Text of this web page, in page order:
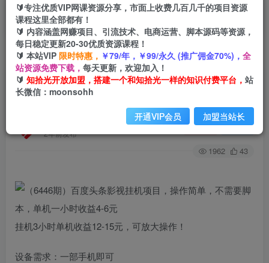
首页 创业课程 会员专属 正文
（6446期）百度头条影视挂机项目，操作简单，
不需要脚本，单机一小时收益4-6元
2年前发布
关注 私信
1962 43
挂机3小时单机收益12-15元，可放大操作！
设备需求：一部手机即可
🔰专注优质VIP网课资源分享，市面上收费几百几千的项目资源
课程这里全部都有！
🔰 内容涵盖网赚项目、引流技术、电商运营、脚本源码等资源，
每日稳定更新20-30优质资源课程！
🔰 本站VIP 限时特惠， ￥79/年，￥99/永久 (推广佣金70%)， 全
站资源免费下载， 每天更新，欢迎加入！
🔰 知拾光开放加盟，搭建一个和知拾光一样的知识付费平台， 站
长微信：moonsohh
开通VIP会员 加盟当站长